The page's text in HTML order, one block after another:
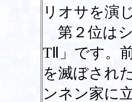
リオサを演
第２位はシ
TⅡ」です。
を滅ぼされ
ンネン家に